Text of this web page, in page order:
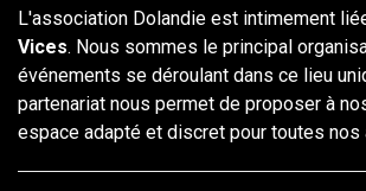
L'association Dolandie est intimement
Vices. Nous sommes le principal
événements se déroulant dans ce lieu
partenariat nous permet de proposer à
espace adapté et discret pour toutes nos